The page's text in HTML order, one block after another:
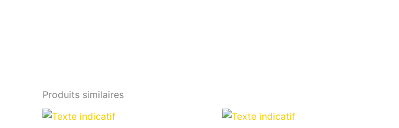
Produits similaires